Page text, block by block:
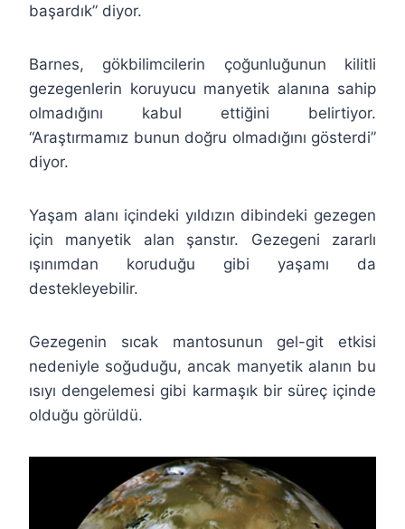
başardık” diyor.
Barnes, gökbilimcilerin çoğunluğunun kilitli
gezegenlerin koruyucu manyetik alanına sahip
olmadığını kabul ettiğini belirtiyor.
“Araştırmamız bunun doğru olmadığını gösterdi”
diyor.
Yaşam alanı içindeki yıldızın dibindeki gezegen
için manyetik alan şanstır. Gezegeni zararlı
ışınımdan koruduğu gibi yaşamı da
destekleyebilir.
Gezegenin sıcak mantosunun gel-git etkisi
nedeniyle soğuduğu, ancak manyetik alanın bu
ısıyı dengelemesi gibi karmaşık bir süreç içinde
olduğu görüldü.